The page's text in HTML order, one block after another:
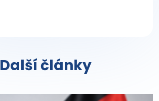
Další články